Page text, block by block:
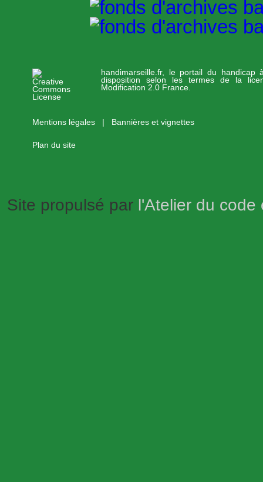
handimarseille.fr, le portail du handicap
disposition selon les termes de la
Modification 2.0 France.
Mentions légales Bannières et vignettes
Plan du site
Site propulsé par l'Atelier du